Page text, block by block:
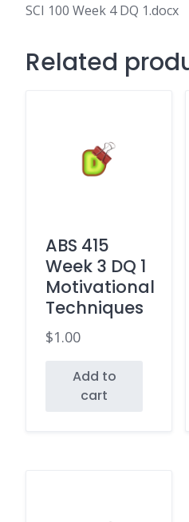
SCI 100 Week 4 DQ 1.docx
Related
ABS 415
Week 3 DQ 1
Motivational
Techniques
$1.00
Add to
cart